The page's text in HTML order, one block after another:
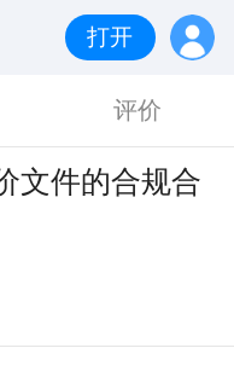
打开
评价
文件的合规合